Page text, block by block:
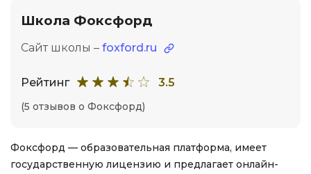
Школа Фоксфорд
Сайт школы – foxford.ru
Рейтинг 3.5
(5 отзывов о Фоксфорд)
Фоксфорд — образовательная платформа, имеет
государственную лицензию и предлагает онлайн-